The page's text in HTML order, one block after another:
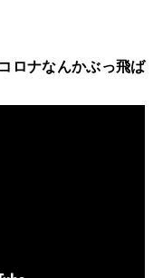
ロナなんかぶっ飛ば